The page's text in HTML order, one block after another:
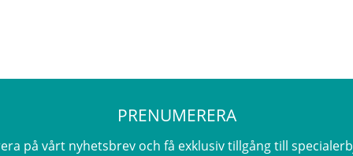
PRENUMERERA
på vårt nyhetsbrev och få exklusiv tillgång till